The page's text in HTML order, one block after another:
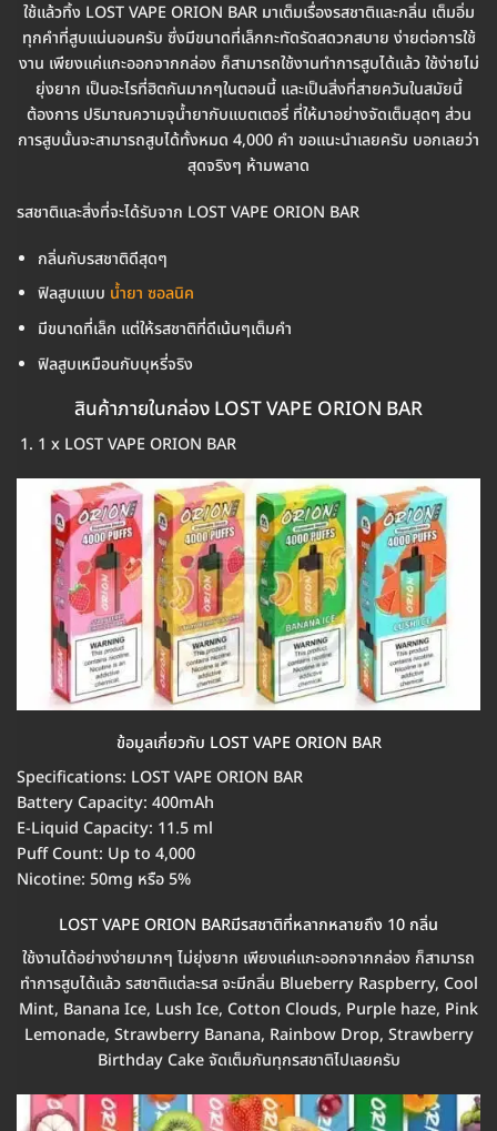
ใช้แล้วทิ้ง LOST VAPE ORION BAR มาเต็มเรื่องรสชาติและกลิ่น เต็มอิ่ม
ทุกคำที่สูบแน่นอนครับ ซึ่งมีขนาดที่เล็กกะทัดรัดสดวกสบาย ง่ายต่อการใช้
งาน เพียงแค่แกะออกจากกล่อง ก็สามารถใช้งานทำการสูบได้แล้ว ใช้ง่ายไม่
ยุ่งยาก เป็นอะไรที่ฮิตกันมากๆในตอนนี้ และเป็นสิ่งที่สายควันในสมัยนี้
ต้องการ ปริมาณความจุน้ำยากับแบตเตอรี่ ที่ให้มาอย่างจัดเต็มสุดๆ ส่วน
การสูบนั้นจะสามารถสูบได้ทั้งหมด 4,000 คำ ขอแนะนำเลยครับ บอกเลยว่า
สุดจริงๆ ห้ามพลาด
รสชาติและสิ่งที่จะได้รับจาก LOST VAPE ORION BAR
กลิ่นกับรสชาติดีสุดๆ
ฟิลสูบแบบ น้ำยา ซอลนิค
มีขนาดที่เล็ก แต่ให้รสชาติที่ดีเน้นๆเต็มคำ
ฟิลสูบเหมือนกับบุหรี่จริง
สินค้าภายในกล่อง LOST VAPE ORION BAR
1 x LOST VAPE ORION BAR
ข้อมูลเกี่ยวกับ LOST VAPE ORION BAR
Specifications: LOST VAPE ORION BAR
Battery Capacity: 400mAh
E-Liquid Capacity: 11.5 ml
Puff Count: Up to 4,000
Nicotine: 50mg หรือ 5%
LOST VAPE ORION BARมีรสชาติที่หลากหลายถึง 10 กลิ่น
ใช้งานได้อย่างง่ายมากๆ ไม่ยุ่งยาก เพียงแค่แกะออกจากกล่อง ก็สามารถ
ทำการสูบได้แล้ว รสชาติแต่ละรส จะมีกลิ่น Blueberry Raspberry, Cool
Mint, Banana Ice, Lush Ice, Cotton Clouds, Purple haze, Pink
Lemonade, Strawberry Banana, Rainbow Drop, Strawberry
Birthday Cake จัดเต็มกันทุกรสชาติไปเลยครับ